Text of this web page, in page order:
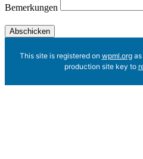
Bemerkungen
Abschicken
This site is registered on wpml.orgas
production site key to